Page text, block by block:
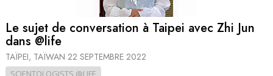
Le sujet de conversation à Taipei avec Zhi Jun
dans @life
TAÏPEI, TAÏWAN 22 SEPTEMBRE 2022
SCIENTOLOGISTS @LIFE